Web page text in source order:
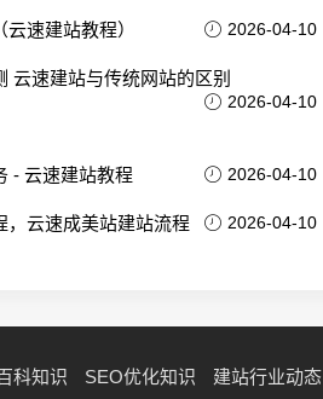
速建站教程） 2026-04-10
云速建站与传统网站的区别
2026-04-10
- 云速建站教程 2026-04-10
，云速成美站建站流程 2026-04-10
科知识 SEO优化知识 建站行业动态